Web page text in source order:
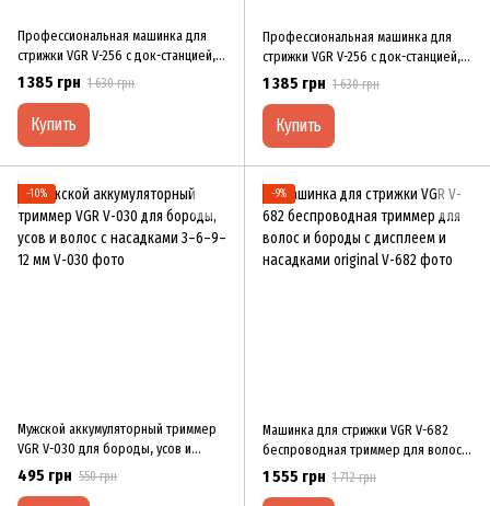
Профессиональная машинка для
стрижки VGR V-256 с док-станцией,
8 насадками и LED-дисплеем
1 385 грн 1 630 грн
Купить
Профессиональная машинка для
стрижки VGR V-256 с док-станцией, 8
насадками и LED-дисплеем
1 385 грн 1 630 грн
Купить
−10%
Мужской аккумуляторный триммер
VGR V-030 для бороды, усов и
волос с насадками 3–6–9–12 мм
495 грн 550 грн
−9%
Машинка для стрижки VGR V-682
беспроводная триммер для волос и
бороды с дисплеем и насадками
1 555 грн 1 712 грн